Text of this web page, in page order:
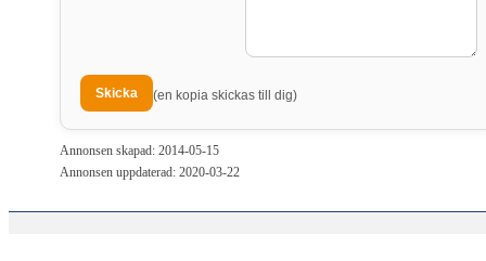
(en kopia skickas till dig)
Annonsen skapad: 2014-05-15
Annonsen uppdaterad: 2020-03-22